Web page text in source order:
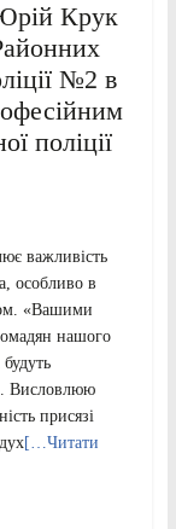
Крук
№2 в
поліції
важливість
особливо в
«Вашими
нашого
Висловлюю
присязі
[…Читати